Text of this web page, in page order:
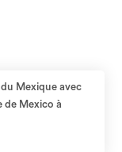
Mexique avec
de Mexico à